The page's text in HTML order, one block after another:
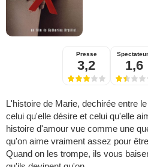
Presse
3,2 1,6
L'histoire de Marie, dechirée entre
celui qu'elle désire et celui qu'elle
histoire d'amour vue comme une
qu'on aime vraiment assez pour
Quand on les trompe, ils vous